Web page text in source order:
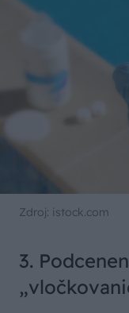
Zdroj: istock.com
3.